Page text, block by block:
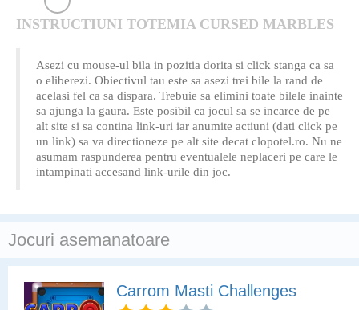
INSTRUCTIUNI TOTEMIA CURSED MARBLES
Asezi cu mouse-ul bila in pozitia dorita si click stanga ca sa
o eliberezi. Obiectivul tau este sa asezi trei bile la rand de
acelasi fel ca sa dispara. Trebuie sa elimini toate bilele inainte
sa ajunga la gaura. Este posibil ca jocul sa se incarce de pe
alt site si sa contina link-uri iar anumite actiuni (dati click pe
un link) sa va directioneze pe alt site decat clopotel.ro. Nu ne
asumam raspunderea pentru eventualele neplaceri pe care le
intampinati accesand link-urile din joc.
Jocuri asemanatoare
Carrom Masti Challenges